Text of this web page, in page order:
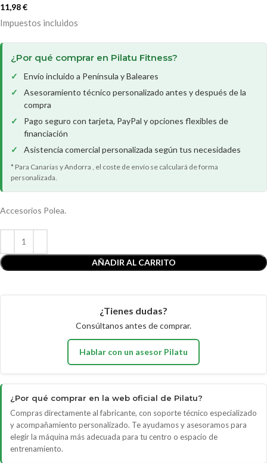
11,98€
Impuestos incluidos
¿Por qué comprar en Pilatu Fitness?
Envío incluido a Península y Baleares
Asesoramiento técnico personalizado antes y después de la
compra
Pago seguro con tarjeta, PayPal y opciones flexibles de
financiación
Asistencia comercial personalizada según tus necesidades
* Para Canarias y Andorra , el coste de envío se calculará de forma
personalizada.
Accesorios Polea.
AÑADIR AL CARRITO
¿Tienes dudas?
Consúltanos antes de comprar.
Hablar con un asesor Pilatu
¿Por qué comprar en la web oficial de Pilatu?
Compras directamente al fabricante, con soporte técnico especializado
y acompañamiento personalizado. Te ayudamos y asesoramos para
elegir la máquina más adecuada para tu centro o espacio de
entrenamiento.